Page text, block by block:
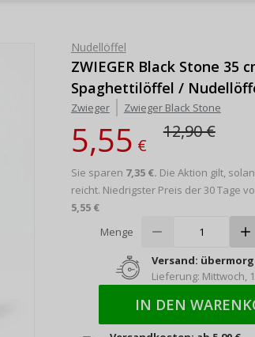
Nudellöffel
ZWIEGER Black Stone 35
Spaghettilöffel /
Zwieger Zwieger Black Stone
5,55€
12,90 €
Sie sparen 7,35 €. Die Aktion gilt,
reicht. Niedrigster Preis der 30 Tage
5,55 €
Menge
Versand:
Lieferung: Mittwoch,
IN DEN